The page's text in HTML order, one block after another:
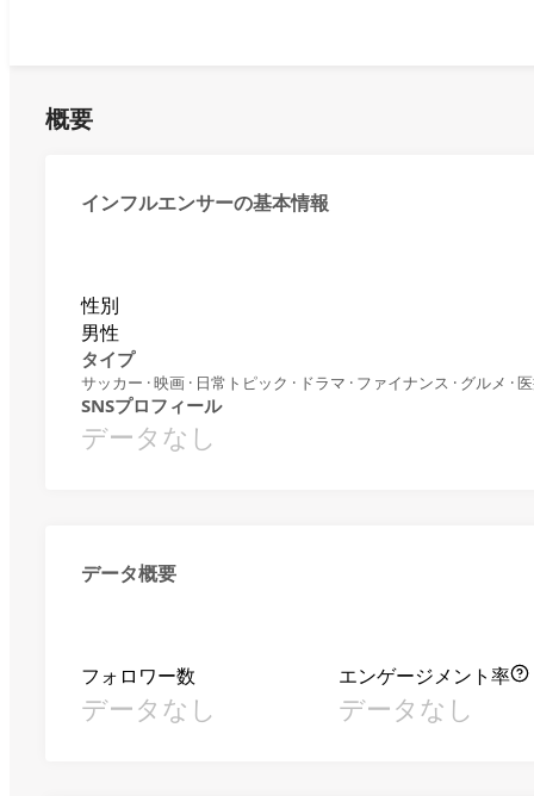
概要
インフルエンサーの基本情報
性別
男性
タイプ
サッカー · 映画 · 日常トピック · ドラマ · ファイナンス · グルメ ·
SNSプロフィール
データなし
データ概要
フォロワー数
データなし
エンゲージメント率
データなし